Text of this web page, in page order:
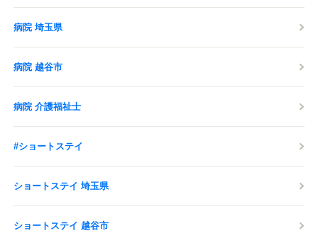
病院 埼玉県
病院 越谷市
病院 介護福祉士
#ショートステイ
ショートステイ 埼玉県
ショートステイ 越谷市